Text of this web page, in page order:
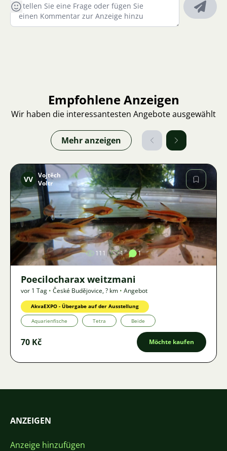
Empfohlene Anzeigen
Wir haben die interessantesten Angebote ausgewählt
Mehr anzeigen
Bild
VV Vojtěch
Voltr
111 1 1
Poecilocharax weitzmani
vor 1 Tag • České Budějovice,? km • Angebot
AkvaEXPO - Übergabe auf der Ausstellung
Aquarienfische Tetra Beide
70 Kč Möchte kaufen
ANZEIGEN
Anzeige hinzufügen